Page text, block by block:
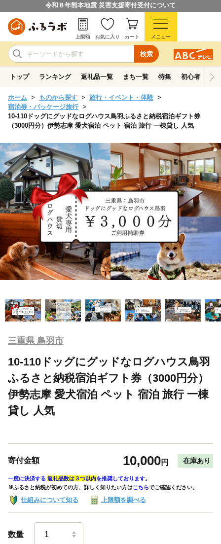
令和８年熊本地震 災害支援寄付受付について
検索
上限額 お気に入り カート メニュー
トップ ランキング 返礼品一覧 まち一覧 特集 初心者ガイド
ホーム ものから探す
旅行・イベント・体験
宿泊券・パッケージ旅行
10-110ドッグにグッドなログハウス鳥羽ふるさと納税宿泊ギフト券
（3000円分）伊勢志摩 愛犬宿泊 ペット 宿泊 旅行 一棟貸し 人気
三重県 鳥羽市
10-110ドッグにグッドなログハウス鳥羽
ふるさと納税宿泊ギフト券（3000円分）
伊勢志摩 愛犬宿泊 ペット 宿泊 旅行 一棟
貸し 人気
寄付金額 10,000円 在庫あり
一度に決済する 返礼品数は３つ以内を推奨しております。
🔰ふるさと納税が初めての方、詳しく知りたい方はこちらでご確認ください。
仕組みについて知る 上限額を調べる
数量